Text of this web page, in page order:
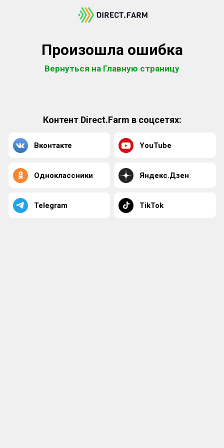
Произошла ошибка
Вернуться на Главную страницу
Контент Direct.Farm в соцсетях:
Вконтакте YouTube
Одноклассники Яндекс.Дзен
Telegram TikTok